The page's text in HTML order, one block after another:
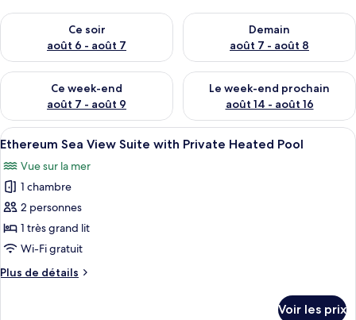
s
Ce soir
août 6 - août 7
Vérifier la disponibilité pour ce soir août 6 - août 7
Demain
août 7 - août 8
Vérifier la disponibilité pour
Ce week-end
août 7 - août 9
Vérifier la disponibilité pour ce week-end août 7 - août 9
Le week-end prochain
août 14 - août 16
Vérifier la disponibilité pour
Afficher
toutes
les
photos
pour
ce
type
chambre :
Une chambre moderne avec un
22
Ethereum Sea View Suite with Private Heated Pool
Vue sur la mer
1 chambre
2 personnes
1 très grand lit
Wi-Fi gratuit
Plus de détails
Plus
Voir les prix